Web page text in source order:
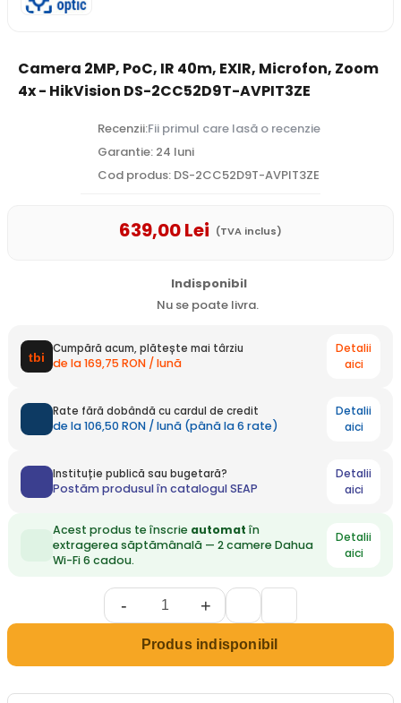
Camera 2MP, PoC, IR 40m, EXIR, Microfon, Zoom
4x - HikVision DS-2CC52D9T-AVPIT3ZE
Recenzii:Fii primul care lasă o recenzie
Garantie: 24 luni
Cod produs: DS-2CC52D9T-AVPIT3ZE
639,00Lei (TVA inclus)
Indisponibil
Nu se poate livra.
Cumpără acum, plătește mai târziu
de la 169,75 RON / lună
Detalii
aici
Rate fără dobândă cu cardul de credit
de la 106,50 RON / lună (până la 6 rate)
Detalii
aici
Instituție publică sau bugetară?
Postăm produsul în catalogul SEAP
Detalii
aici
Acest produs te înscrie automat în
extragerea săptămânală — 2 camere Dahua
Wi-Fi 6 cadou.
Detalii
aici
- +
Produs indisponibil